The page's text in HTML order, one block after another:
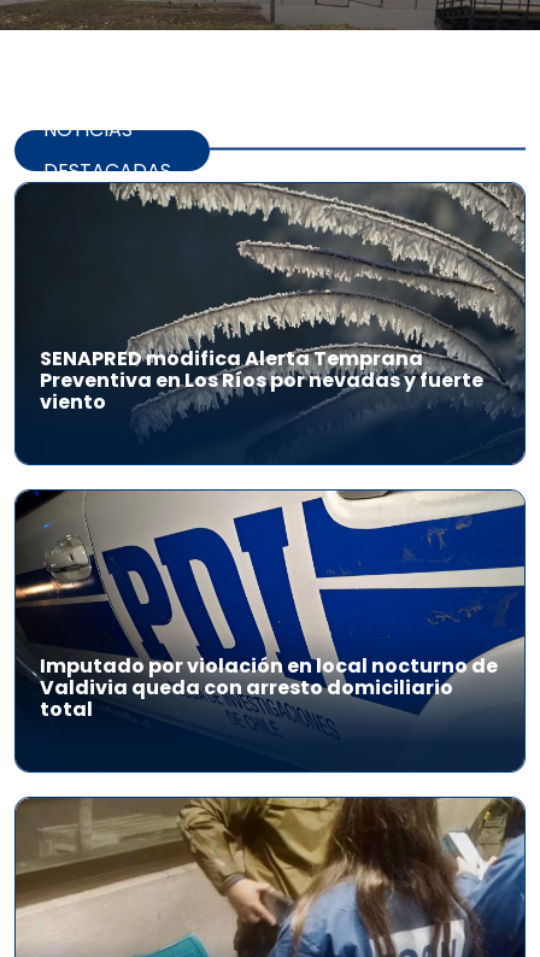
NOTICIAS
DESTACADAS
SENAPRED modifica Alerta Temprana
Preventiva en Los Ríos por nevadas y fuerte
viento
Imputado por violación en local nocturno de
Valdivia queda con arresto domiciliario
total